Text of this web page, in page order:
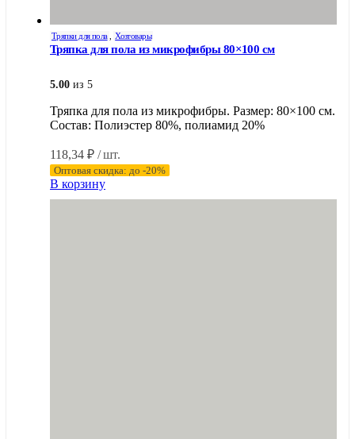
Тряпки для пола, Хозтовары
Тряпка для пола из микрофибры 80×100 см
5.00 из 5
Тряпка для пола из микрофибры. Размер: 80×100 см.
Состав: Полиэстер 80%, полиамид 20%
118,34 ₽ / шт.
Оптовая скидка: до -20%
В корзину